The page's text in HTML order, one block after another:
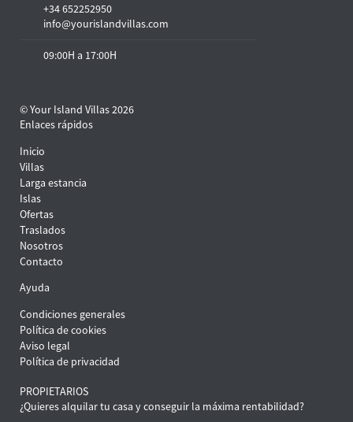
+34 652252950
info@yourislandvillas.com
09:00H a 17:00H
© Your Island Villas 2026
Enlaces rápidos
Inicio
Villas
Larga estancia
Islas
Ofertas
Traslados
Nosotros
Contacto
Ayuda
Condiciones generales
Política de cookies
Aviso legal
Política de privacidad
PROPIETARIOS
¿Quieres alquilar tu casa y conseguir la máxima rentabilidad?